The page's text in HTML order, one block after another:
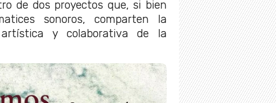
de dos proyectos que, si bien
sonoros, comparten la
y colaborativa de la